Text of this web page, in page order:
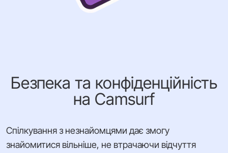
Безпека та конфіденційність
на Camsurf
Спілкування з незнайомцями дає змогу
знайомитися вільніше, не втрачаючи відчуття